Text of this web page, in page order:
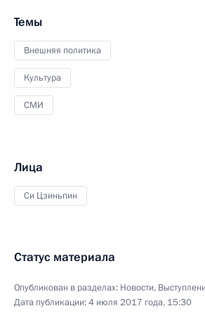
Темы
Внешняя политика
Культура
СМИ
Лица
Си Цзиньпин
Статус материала
Опубликован в разделах: Новости,
Дата публикации:4 июля 2017 года, 15:30